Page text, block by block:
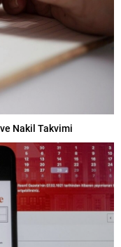
Nakil Takvimi